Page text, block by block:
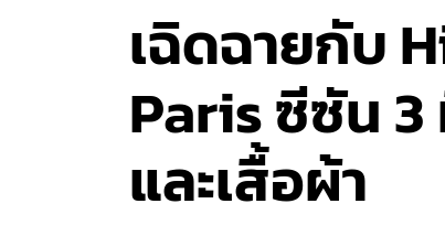
เฉิดฉายกับ
Paris ซีซัน
และเสื้อผ้า